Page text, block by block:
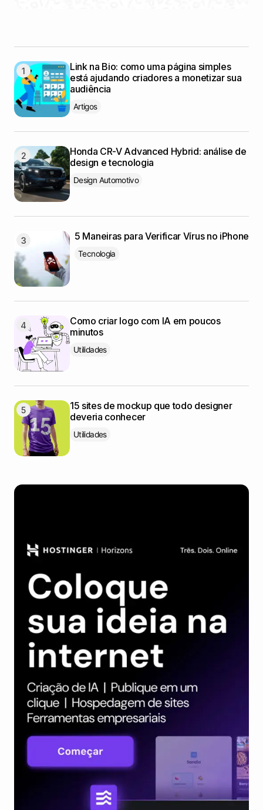
Link na Bio: como uma página simples
está ajudando criadores a monetizar sua
audiência
Artigos
Honda CR-V Advanced Hybrid: análise de
design e tecnologia
Design Automotivo
5 Maneiras para Verificar Vírus no iPhone
Tecnologia
Como criar logo com IA em poucos
minutos
Utilidades
15 sites de mockup que todo designer
deveria conhecer
Utilidades